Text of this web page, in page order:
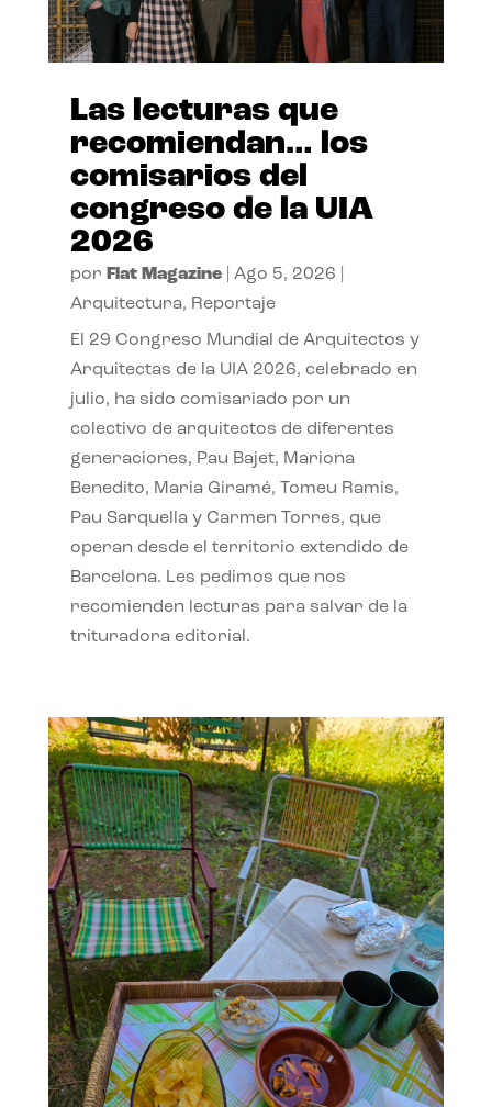
Las lecturas que
recomiendan… los
comisarios del
congreso de la UIA
2026
por Flat Magazine| Ago 5, 2026
Arquitectura, Reportaje
El 29 Congreso Mundial de Arquitectos y
Arquitectas de la UIA 2026, celebrado en
julio, ha sido comisariado por un
colectivo de arquitectos de diferentes
generaciones, Pau Bajet, Mariona
Benedito, Maria Giramé, Tomeu Ramis,
Pau Sarquella y Carmen Torres, que
operan desde el territorio extendido de
Barcelona. Les pedimos que nos
recomienden lecturas para salvar de la
trituradora editorial.